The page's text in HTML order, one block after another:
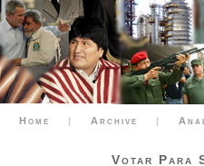
Home | Archive |
Votar Para